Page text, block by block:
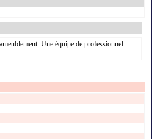
Une équipe de professionnel